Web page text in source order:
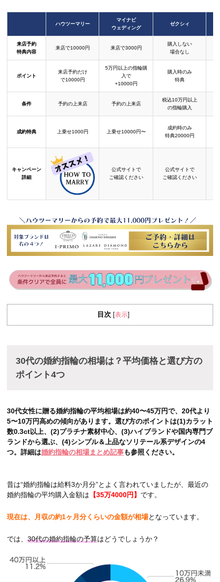
ハウツーマリー
マイナビ
ウェディング
ゼクシィ
来店予約
特典内容
来店で10000円 来店で3000円
購入しない
場合なし
ポイント
来店予約だけ
で10000円
5万円以上の指輪購
入で
+10000円
購入時のみ
特典
条件 予約の上来店 予約の上来店
税込10万円以上
の指輪購入
成約特典 上乗せ1000円 上乗せ10000円〜
成約時のみ
特典20000円
キャンペーン
詳細
公式サイトで
ご確認ください
公式サイトで
ご確認ください
目次 表示
30代の婚約指輪の相場は？平均価格と選び方の
ポイント4つ
30代女性に贈る婚約指輪の平均相場は約40〜45万円で、20代より
5〜10万円高めの傾向があります。選び方のポイントは(1)カラット
数0.3ct以上、(2)プラチナ素材中心、(3)ハイブランドや国内専門ブ
ランドから選ぶ、(4)シンプル＆上品なソリテール系デザインの4
つ。詳細は婚約指輪の相場まとめ記事も参照ください。
昔は“婚約指輪は給料3か月分”とよく言われていましたが、最近の
婚約指輪の平均購入金額は 【35万4000円】 です。
現在は、月収の約1ヶ月分くらいの金額が相場となっています。
では、 30代の婚約指輪の予算はどうでしょうか？